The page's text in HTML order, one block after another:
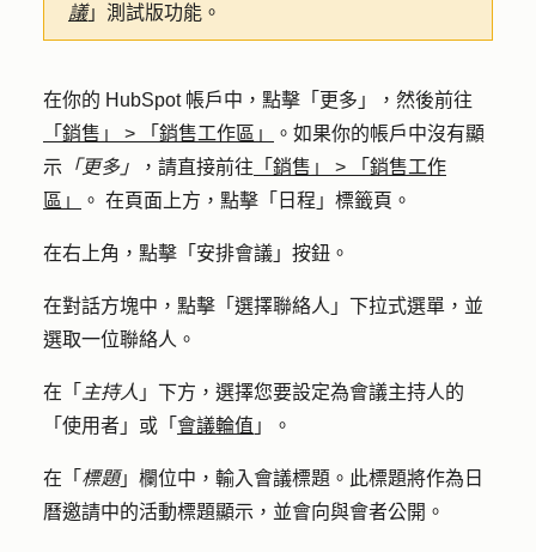
議」測試版功能。
在你的 HubSpot 帳戶中，點擊 「更多」
，然後前往
「銷售」
> 「銷售工作區」
。如果你的帳戶中沒有顯
示 「更多」 ，請直接前往 「銷售」 >
「銷售工作
區」
。 在頁面上方，點擊「 日程 」標籤頁。
在右上角，點擊「 安排會議 」按鈕。
在對話方塊中，點擊「 選擇聯絡人 」下拉式選單，並
選取一位聯絡人 。
在「 主持人 」下方，選擇您要設定為會議主持人的
「 使用者 」或「 會議輪值 」。
在「 標題」欄位中，輸入會議標題 。此標題將作為日
曆邀請中的活動標題顯示，並會向與會者公開。